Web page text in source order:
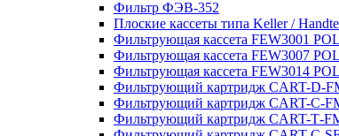
Фильтр ФЭВ-352
Плоские кассеты типа Keller /
Фильтрующая кассета FEW3001
Фильтрующая кассета FEW3007
Фильтрующая кассета FEW3014
Фильтрующий картридж CART-D-
Фильтрующий картридж CART-С-
Фильтрующий картридж CART-Т-